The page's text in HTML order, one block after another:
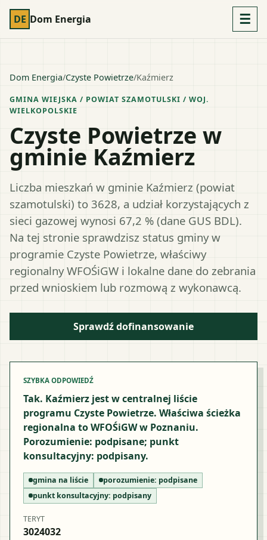
DE Dom Energia ☰
Dom Energia/Czyste Powietrze/Kaźmierz
GMINA WIEJSKA / POWIAT SZAMOTULSKI / WOJ.
WIELKOPOLSKIE
Czyste Powietrze w
gminie Kaźmierz
Liczba mieszkań w gminie Kaźmierz (powiat
szamotulski) to 3628, a udział korzystających z
sieci gazowej wynosi 67,2 % (dane GUS BDL).
Na tej stronie sprawdzisz status gminy w
programie Czyste Powietrze, właściwy
regionalny WFOŚiGW i lokalne dane do zebrania
przed wnioskiem lub rozmową z wykonawcą.
Sprawdź dofinansowanie
SZYBKA ODPOWIEDŹ
Tak. Kaźmierz jest w centralnej liście
programu Czyste Powietrze. Właściwa ścieżka
regionalna to WFOŚiGW w Poznaniu.
Porozumienie: podpisane; punkt
konsultacyjny: podpisany.
gmina na liście porozumienie: podpisane
punkt konsultacyjny: podpisany
TERYT
3024032